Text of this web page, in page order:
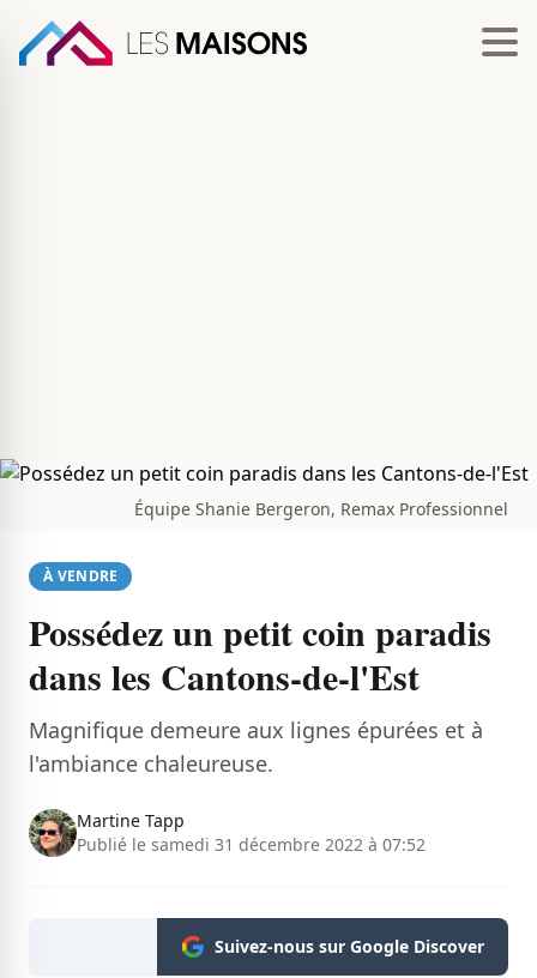
Équipe Shanie Bergeron, Remax Professionnel
À VENDRE
Possédez un petit coin paradis
dans les Cantons-de-l'Est
Magnifique demeure aux lignes épurées et à
l'ambiance chaleureuse.
Martine Tapp
Publié le samedi 31 décembre 2022 à 07:52
Suivez-nous sur Google Discover